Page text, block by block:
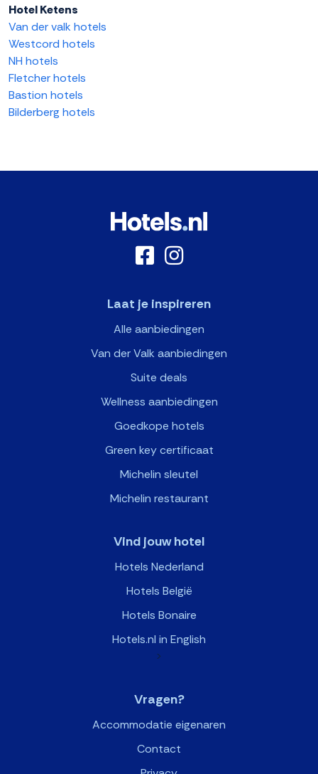
Hotel Ketens
Van der valk hotels
Westcord hotels
NH hotels
Fletcher hotels
Bastion hotels
Bilderberg hotels
Laat je inspireren
Alle aanbiedingen
Van der Valk aanbiedingen
Suite deals
Wellness aanbiedingen
Goedkope hotels
Green key certificaat
Michelin sleutel
Michelin restaurant
Vind jouw hotel
Hotels Nederland
Hotels België
Hotels Bonaire
Hotels.nl in English
>
Vragen?
Accommodatie eigenaren
Contact